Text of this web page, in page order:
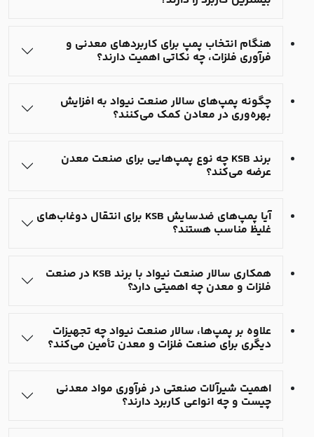
هنگام انتخاب پمپ برای کاربردهای معدنی و
فرآوری فلزات، چه نکاتی اهمیت دارند؟
چگونه پمپ‌های سالار صنعت نیواد به افزایش
بهره‌وری در معادن کمک می‌کنند؟
برند KSB چه نوع پمپ‌هایی برای صنعت معدن
عرضه می‌کند؟
آیا پمپ‌های ضدسایش KSB برای انتقال دوغاب‌های
غلیظ مناسب هستند؟
همکاری سالار صنعت نیواد با برند KSB در صنعت
فلزات و معدن چه اهمیتی دارد؟
علاوه بر پمپ‌ها، سالار صنعت نیواد چه تجهیزات
دیگری برای صنعت فلزات و معدن تأمین می‌کند؟
اهمیت شیرآلات صنعتی در فرآوری مواد معدنی
چیست و چه انواعی کاربرد دارند؟